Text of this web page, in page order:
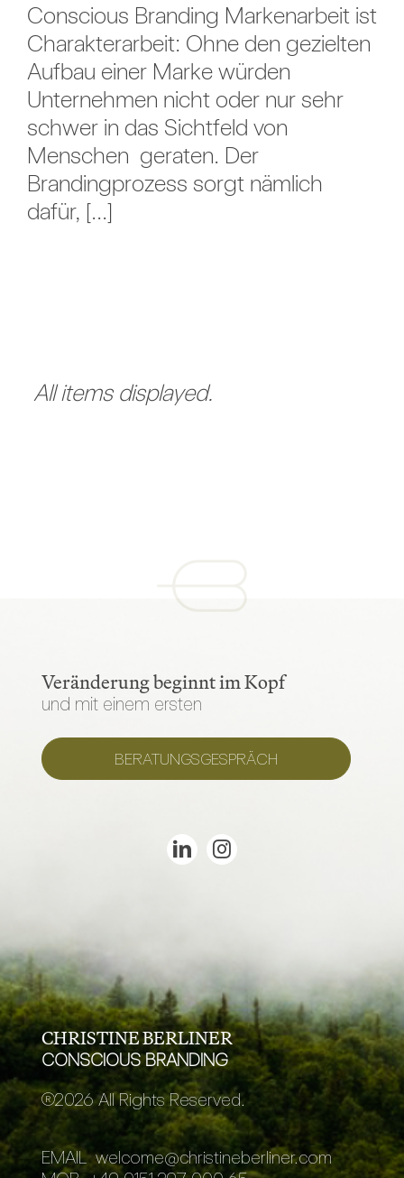
Conscious Branding Markenarbeit ist
Charakterarbeit: Ohne den gezielten
Aufbau einer Marke würden
Unternehmen nicht oder nur sehr
schwer in das Sichtfeld von
Menschen geraten. Der
Brandingprozess sorgt nämlich
dafür, [...]
BERATUNGSGESPRÄCH
CHRISTINE BERLINER
CONSCIOUS BRANDING
®2026 All Rights Reserved.
EMAIL welcome@christineberliner.com
MOB
+49 0151 297 000 65
TEL+49 8041 792 8666